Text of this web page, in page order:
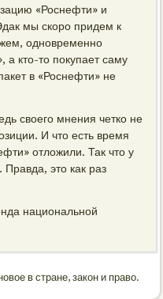
«Роснефти» и
мы скоро придем к
одновременно
а кто-то покупает саму
в «Роснефти» не
своего мнения четко не
И что есть время
отложили. Так что у
это как раз
национальной
в стране, закон и право.